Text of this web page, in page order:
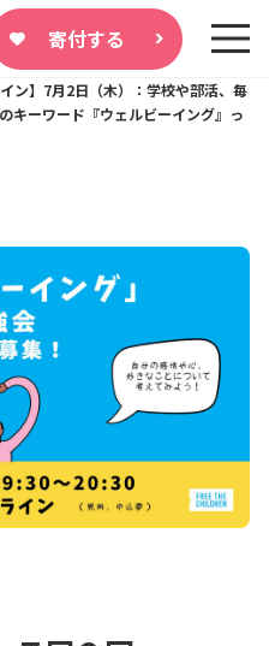
寄付する
イン】7月2日（木）：学校や部活、毎
キーワード『ウェルビーイング』っ